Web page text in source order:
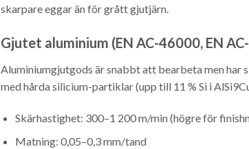
skarpare eggar än för grått gjutjärn.
Gjutet aluminium (EN AC-46000, EN
Aluminiumgjutgods är snabbt att bearbeta men har
med hårda silicium-partiklar (upp till 11 % Si i
Skärhastighet: 300–1 200 m/min (högre för
Matning: 0,05–0,3 mm/tand